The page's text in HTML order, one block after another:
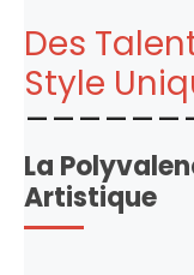
Des
Style
La
Artistique